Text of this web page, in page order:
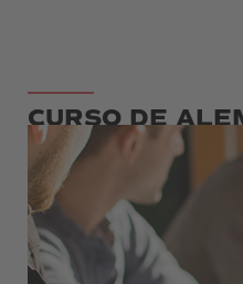
CURSO DE
POR LA
290 € por
Curso de alemán en